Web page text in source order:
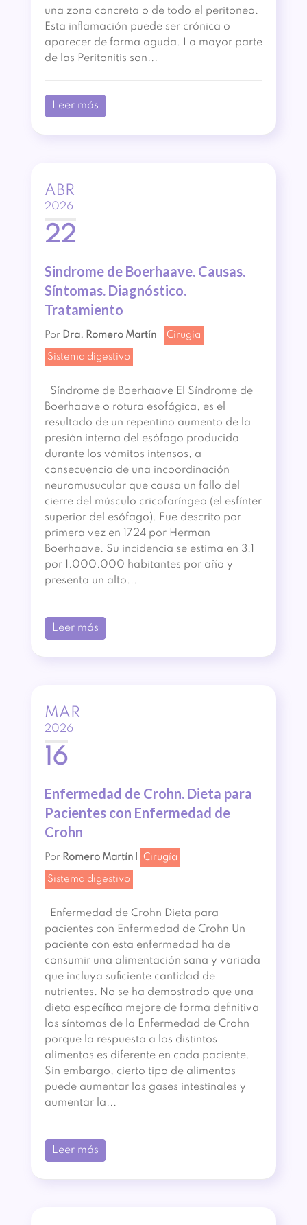
una zona concreta o de todo el peritoneo.
Esta inflamación puede ser crónica o
aparecer de forma aguda. La mayor parte
de las Peritonitis son...
Leer más
ABR
2026
22
Sindrome de Boerhaave. Causas.
Síntomas. Diagnóstico.
Tratamiento
Por Dra. Romero Martín| Cirugía
Sistema digestivo
Síndrome de Boerhaave El Síndrome de
Boerhaave o rotura esofágica, es el
resultado de un repentino aumento de la
presión interna del esófago producida
durante los vómitos intensos, a
consecuencia de una incoordinación
neuromusucular que causa un fallo del
cierre del músculo cricofaríngeo (el esfínter
superior del esófago). Fue descrito por
primera vez en 1724 por Herman
Boerhaave. Su incidencia se estima en 3,1
por 1.000.000 habitantes por año y
presenta un alto...
Leer más
MAR
2026
16
Enfermedad de Crohn. Dieta para
Pacientes con Enfermedad de
Crohn
Por Romero Martín| Cirugía
Sistema digestivo
Enfermedad de Crohn Dieta para
pacientes con Enfermedad de Crohn Un
paciente con esta enfermedad ha de
consumir una alimentación sana y variada
que incluya suficiente cantidad de
nutrientes. No se ha demostrado que una
dieta específica mejore de forma definitiva
los síntomas de la Enfermedad de Crohn
porque la respuesta a los distintos
alimentos es diferente en cada paciente.
Sin embargo, cierto tipo de alimentos
puede aumentar los gases intestinales y
aumentar la...
Leer más